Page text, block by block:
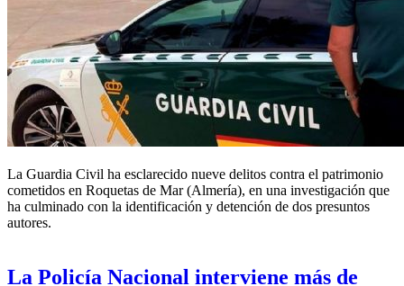
La Guardia Civil ha esclarecido nueve delitos contra el patrimonio
cometidos en Roquetas de Mar (Almería), en una investigación que
ha culminado con la identificación y detención de dos presuntos
autores.
La Policía Nacional interviene más de